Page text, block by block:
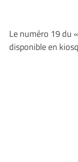
Le numéro 19 du
disponible en